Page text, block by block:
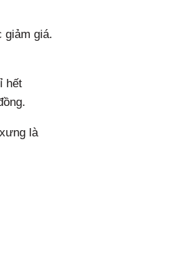
giảm giá.
hết
là